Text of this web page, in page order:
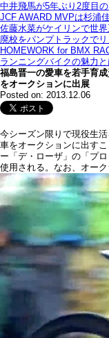
中井飛馬が5年ぶり2度目
JCF AWARD MVPは杉浦
佐藤水菜がケイリンで世
廃校をパンプトラックで
HOMEWORK for BMX
ランニングバイクの魅力
福島晋一の愛車を若手育
をオークションに出展
Posted on: 2013.12.06
今シーズン限りで現役生
車をオークションに出す
ー「デ・ローザ」の「プ
使用される。なお、オー